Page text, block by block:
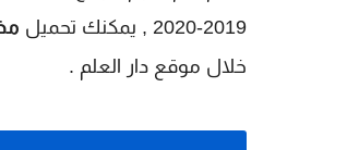
2019-2020 , يمكنك تحميل
خلال موقع دار العلم .